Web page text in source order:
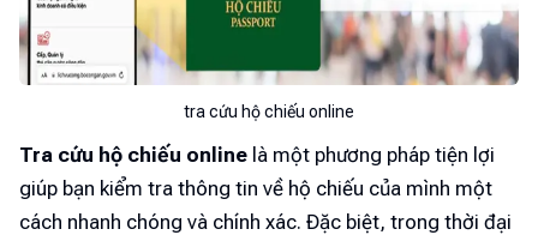
tra cứu hộ chiếu online
Tra cứu hộ chiếu online là một phương pháp tiện lợi
giúp bạn kiểm tra thông tin về hộ chiếu của mình một
cách nhanh chóng và chính xác. Đặc biệt, trong thời đại